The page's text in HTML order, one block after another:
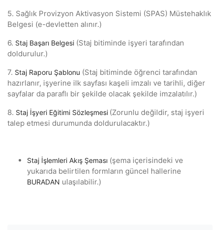
5. Sağlık Provizyon Aktivasyon Sistemi (SPAS) Müstehaklık
Belgesi (e-devletten alınır.)
6. Staj Başarı Belgesi (Staj bitiminde işyeri tarafından
doldurulur.)
7. Staj Raporu Şablonu (Staj bitiminde öğrenci tarafından
hazırlanır, işyerine ilk sayfası kaşeli imzalı ve tarihli, diğer
sayfalar da paraflı bir şekilde olacak şekilde imzalatılır.)
8. Staj İşyeri Eğitimi Sözleşmesi (Zorunlu değildir, staj işyeri
talep etmesi durumunda doldurulacaktır.)
Staj İşlemleri Akış Şeması (şema içerisindeki ve
yukarıda belirtilen formların güncel hallerine
BURADAN ulaşılabilir.)